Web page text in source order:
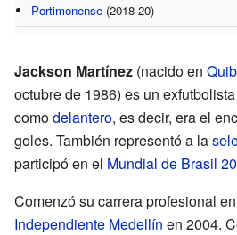
Portimonense (2018-20)
Jackson Martínez (nacido en
octubre de 1986) es un
comodelantero, es decir, era el
goles. También representó a la
participó en el Mundial de Brasil
Comenzó su carrera profesional
Independiente Medellín en 2004.